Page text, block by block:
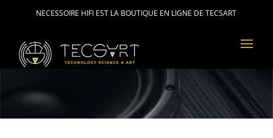
NECESSOIRE HIFI EST LA BOUTIQUE EN LIGNE DE TECSART